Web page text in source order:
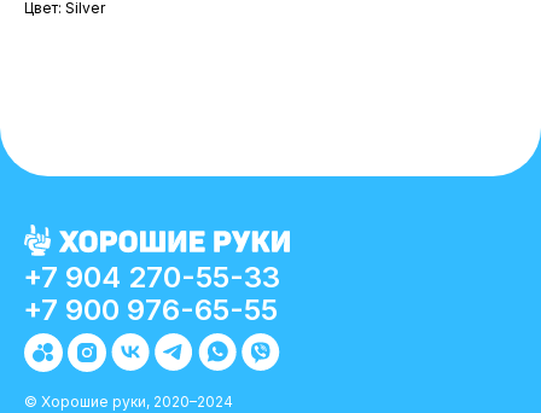
Цвет: Silver
+7 904 270-55-33
© Хорошие руки, 2020–2024
+7 900 976-65-55